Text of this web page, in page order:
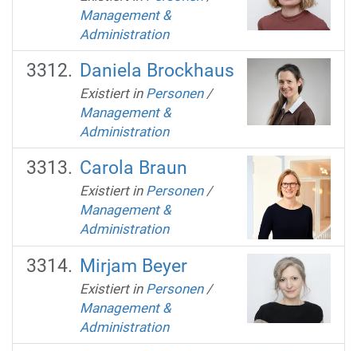
Management &
Administration
Daniela Brockhaus
Existiert in Personen /
Management &
Administration
Carola Braun
Existiert in Personen /
Management &
Administration
Mirjam Beyer
Existiert in Personen /
Management &
Administration